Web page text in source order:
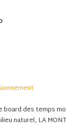
board des temps
naturel, LA